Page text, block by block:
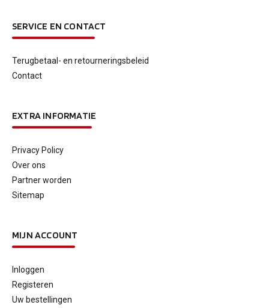
SERVICE EN CONTACT
Terugbetaal- en retourneringsbeleid
Contact
EXTRA INFORMATIE
Privacy Policy
Over ons
Partner worden
Sitemap
MIJN ACCOUNT
Inloggen
Registeren
Uw bestellingen